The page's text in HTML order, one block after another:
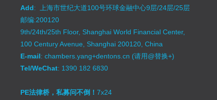
Add: 上海市世纪大道100号环球金融中心9层/24层/25层
邮编:200120
9th/24th/25th Floor, Shanghai World Financial Center,
100 Century Avenue, Shanghai 200120, China
E-mail: chambers.yang+dentons.cn (请用@替换+)
Tel/WeChat: 1390 182 6830
PE法律桥，私募问不倒！7x24